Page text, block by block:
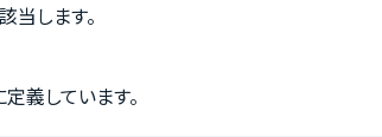
当します。
義しています。